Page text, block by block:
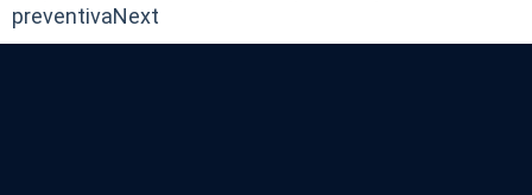
preventivaNext